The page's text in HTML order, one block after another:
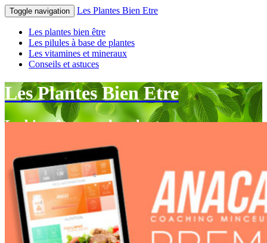
Toggle navigation Les Plantes Bien Etre
Les plantes bien être
Les pilules à base de plantes
Les vitamines et mineraux
Conseils et astuces
Les Plantes Bien Etre
Le bien-être par les plantes